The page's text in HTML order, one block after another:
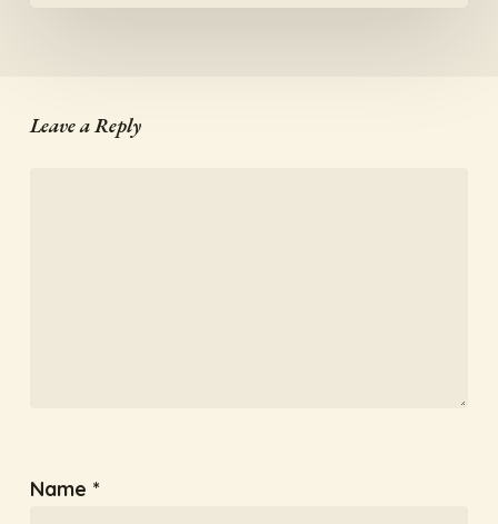
Leave a Reply
Name *